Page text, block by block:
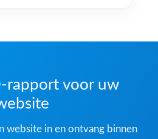
rapport voor uw
website in en ontvang binnen